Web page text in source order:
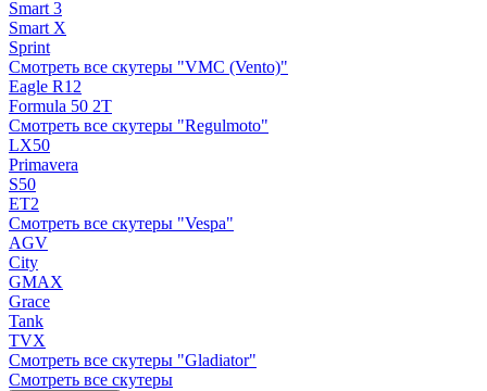
Smart 3
Smart X
Sprint
Смотреть все скутеры "VMC (Vento)"
Eagle R12
Formula 50 2Т
Смотреть все скутеры "Regulmoto"
LX50
Primavera
S50
ET2
Смотреть все скутеры "Vespa"
AGV
City
GMAX
Grace
Tank
TVX
Смотреть все скутеры "Gladiator"
Смотреть все скутеры